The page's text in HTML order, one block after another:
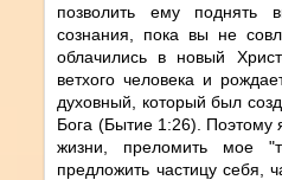
позволить ему поднять
сознания, пока вы не
облачились в новый
ветхого человека и
духовный, который был
Бога (Бытие 1:26). Поэтому
жизни, преломить мое
предложить частицу себя,